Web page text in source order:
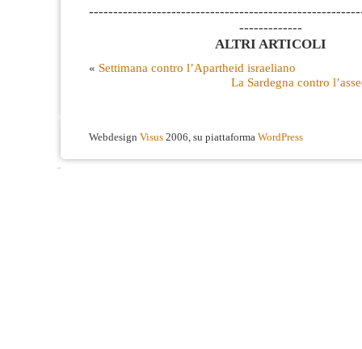
-------------
ALTRI ARTICOLI
« Settimana contro l’Apartheid israeliano
La Sardegna contro
Webdesign Visus 2006, su piattaforma WordPress